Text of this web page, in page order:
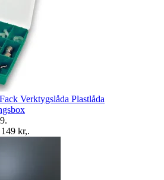
Verktygslåda Plastlåda
.
149 kr,.